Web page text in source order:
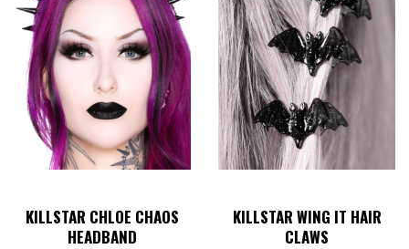
KILLSTAR CHLOE CHAOS
HEADBAND
KILLSTAR WING IT HAIR
CLAWS